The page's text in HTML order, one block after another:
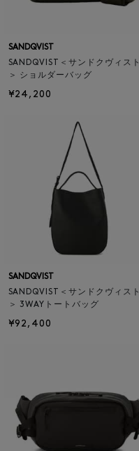
SANDQVIST
SANDQVIST＜サンドクヴィスト
＞ ショルダーバッグ
¥24,200
SANDQVIST
SANDQVIST＜サンドクヴィスト
＞ 3WAYトートバッグ
¥92,400